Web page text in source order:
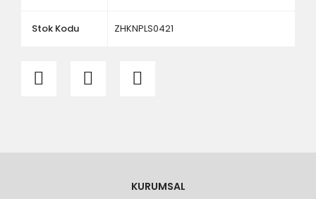
Stok Kodu ZHKNPLS0421
KURUMSAL